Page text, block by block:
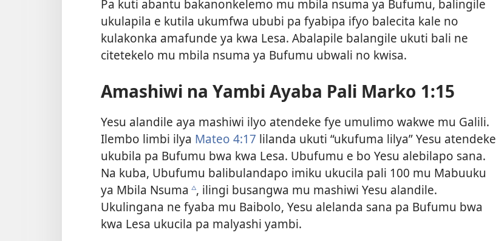
Pa kuti abantu bakanonkelemo mu mbila nsuma ya Bufumu, balingile
ukulapila e kutila ukumfwa ububi pa fyabipa ifyo balecita kale no
kulakonka amafunde ya kwa Lesa. Abalapile balangile ukuti bali ne
citetekelo mu mbila nsuma ya Bufumu ubwali no kwisa.
Amashiwi na Yambi Ayaba Pali Marko 1:15
Yesu alandile aya mashiwi ilyo atendeke fye umulimo wakwe mu Galili.
Ilembo limbi ilya Mateo 4:17 lilanda ukuti “ukufuma lilya” Yesu atendeke
ukubila pa Bufumu bwa kwa Lesa. Ubufumu e bo Yesu alebilapo sana.
Na kuba, Ubufumu balibulandapo imiku ukucila pali 100 mu Mabuuku
ya Mbila Nsuma c, ilingi busangwa mu mashiwi Yesu alandile.
Ukulingana ne fyaba mu Baibolo, Yesu alelanda sana pa Bufumu bwa
kwa Lesa ukucila pa malyashi yambi.